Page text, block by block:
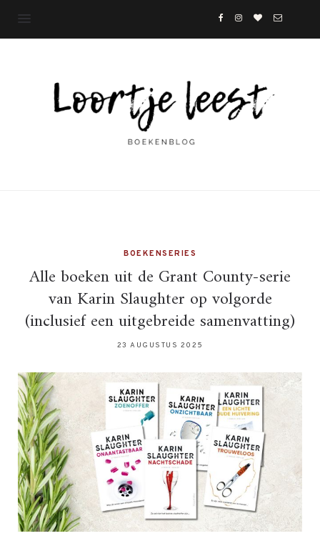
BOEKENSERIES
Alle boeken uit de Grant County-serie
van Karin Slaughter op volgorde
(inclusief een uitgebreide samenvatting)
23 AUGUSTUS 2025